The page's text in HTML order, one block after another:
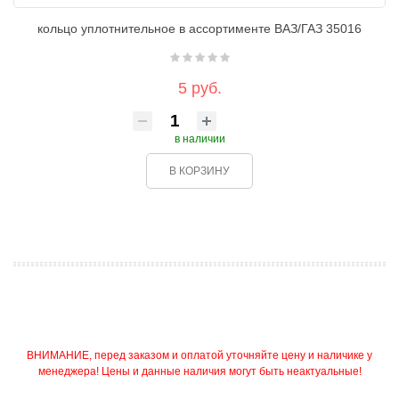
кольцо уплотнительное в ассортименте ВАЗ/ГАЗ 35016
5 руб.
в наличии
В КОРЗИНУ
ВНИМАНИЕ, перед заказом и оплатой уточняйте цену и наличике у
менеджера! Цены и данные наличия могут быть неактуальные!